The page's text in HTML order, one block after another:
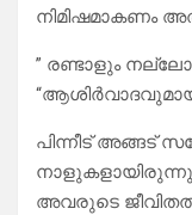
നിമിഷമാകണം
” രണ്ടാളും
പിന്നീട് അങ്ങട്
അവരുടെ